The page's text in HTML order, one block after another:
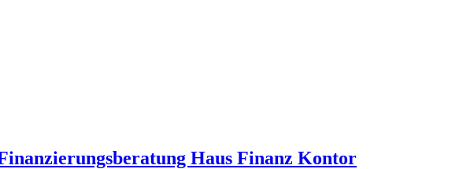
Haus Finanz Kontor